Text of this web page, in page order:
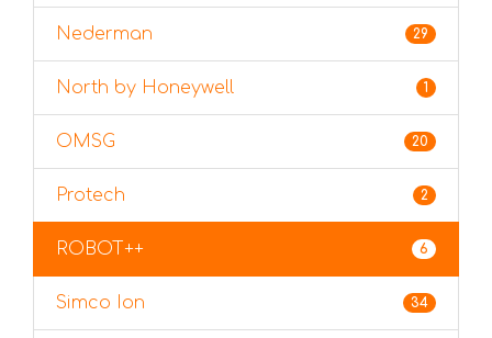
Nederman 29
North by Honeywell 1
OMSG 20
Protech 2
ROBOT++ 6
Simco Ion 34